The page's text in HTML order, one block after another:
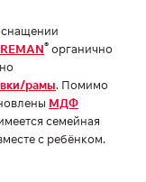
® органично
рамы. Помимо
МДФ
семейная
с ребёнком.